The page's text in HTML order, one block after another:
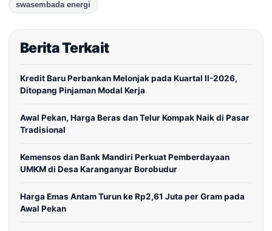
swasembada energi
Berita Terkait
Kredit Baru Perbankan Melonjak pada Kuartal II-2026,
Ditopang Pinjaman Modal Kerja
Awal Pekan, Harga Beras dan Telur Kompak Naik di Pasar
Tradisional
Kemensos dan Bank Mandiri Perkuat Pemberdayaan
UMKM di Desa Karanganyar Borobudur
Harga Emas Antam Turun ke Rp2,61 Juta per Gram pada
Awal Pekan